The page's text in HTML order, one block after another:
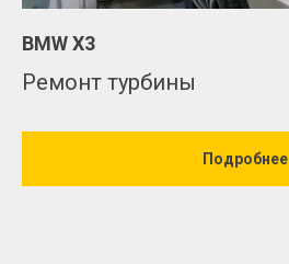
BMW X3
Ремонт турбины
Подробнее